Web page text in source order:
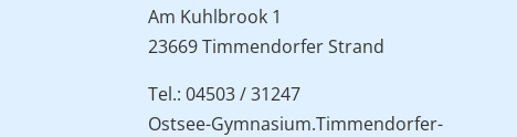
Am Kuhlbrook 1
23669 Timmendorfer Strand
Tel.: 04503 / 31247
Ostsee-Gymnasium.Timmendorfer-